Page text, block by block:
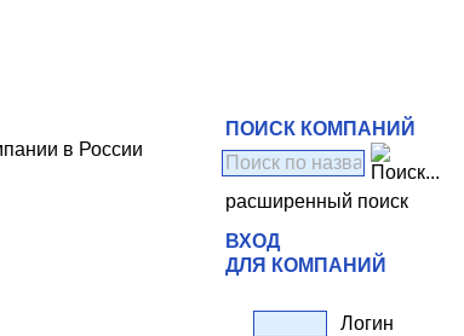
ПОИСК КОМПАНИЙ
расширенный поиск
ВХОД
ДЛЯ КОМПАНИЙ
Логин